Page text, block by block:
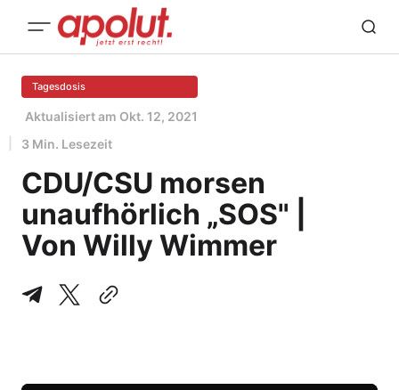
Tagesdosis
Aktualisiert am Okt. 12, 2021
3 Min. Lesezeit
CDU/CSU morsen
unaufhörlich „SOS" |
Von Willy Wimmer